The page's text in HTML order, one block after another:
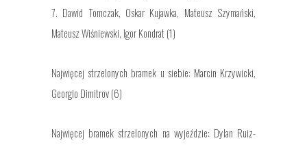
7. Dawid Tomczak, Oskar Kujawka, Mateusz Szymański,
Mateusz Wiśniewski, Igor Kondrat (1)
Najwięcej strzelonych bramek u siebie: Marcin Krzywicki,
Georgio Dimitrov (6)
Najwięcej bramek strzelonych na wyjeździe: Dylan Ruiz-